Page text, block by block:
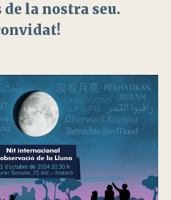
de la nostra seu.